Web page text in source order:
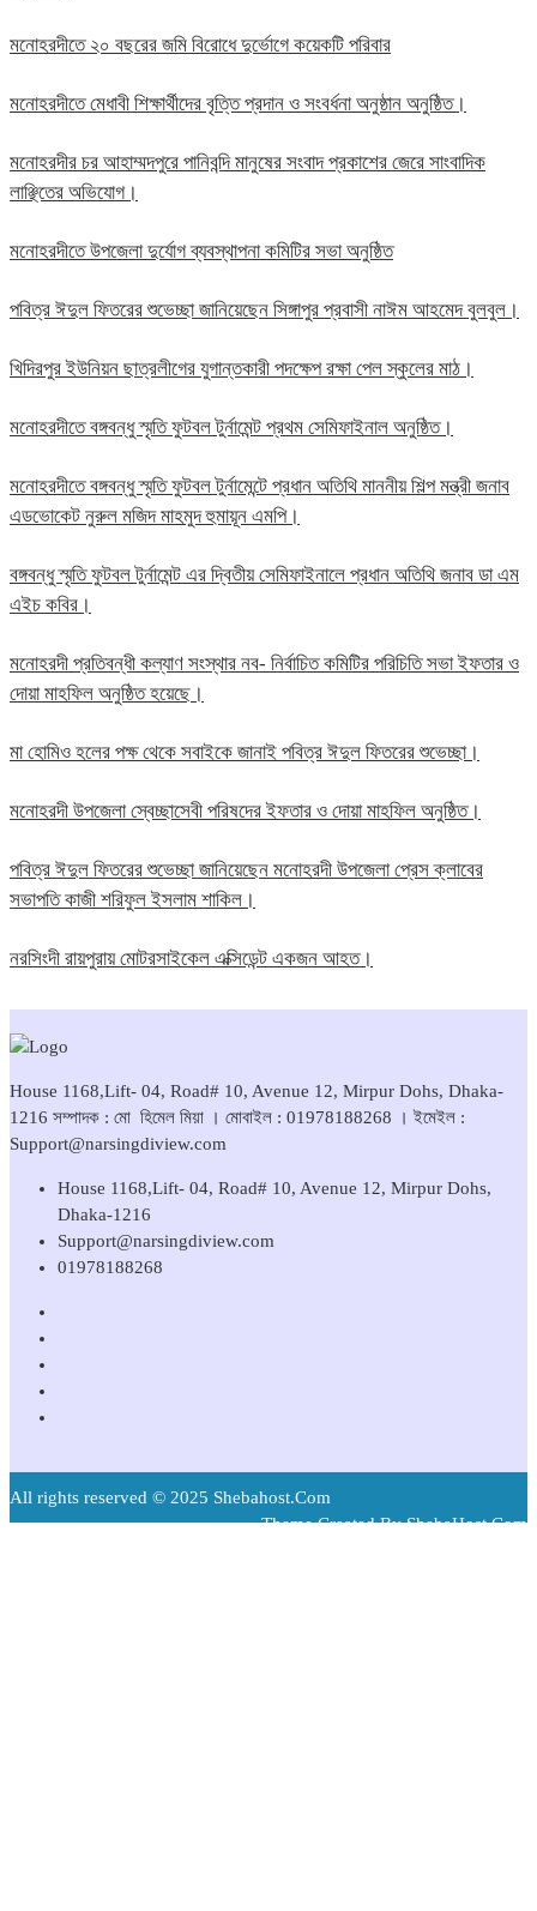
মনোহরদীতে ২০ বছরের জমি বিরোধে দুর্ভোগে কয়েকটি পরিবার
মনোহরদীতে মেধাবী শিক্ষার্থীদের বৃত্তি প্রদান ও সংবর্ধনা অনুষ্ঠান অনুষ্ঠিত।
মনোহরদীর চর আহাম্মদপুরে পানিবন্দি মানুষের সংবাদ প্রকাশের জেরে সাংবাদিক
লাঞ্ছিতের অভিযোগ।
মনোহরদীতে উপজেলা দুর্যোগ ব্যবস্থাপনা কমিটির সভা অনুষ্ঠিত
পবিত্র ঈদুল ফিতরের শুভেচ্ছা জানিয়েছেন সিঙ্গাপুর প্রবাসী নাঈম আহমেদ বুলবুল।
খিদিরপুর ইউনিয়ন ছাত্রলীগের যুগান্তকারী পদক্ষেপ রক্ষা পেল স্কুলের মাঠ।
মনোহরদীতে বঙ্গবন্ধু স্মৃতি ফুটবল টুর্নামেন্ট প্রথম সেমিফাইনাল অনুষ্ঠিত।
মনোহরদীতে বঙ্গবন্ধু স্মৃতি ফুটবল টুর্নামেন্টে প্রধান অতিথি মাননীয় শিল্প মন্ত্রী জনাব
এডভোকেট নুরুল মজিদ মাহমুদ হুমায়ূন এমপি।
বঙ্গবন্ধু স্মৃতি ফুটবল টুর্নামেন্ট এর দ্বিতীয় সেমিফাইনালে প্রধান অতিথি জনাব ডা এম
এইচ কবির।
মনোহরদী প্রতিবন্ধী কল্যাণ সংস্থার নব- নির্বাচিত কমিটির পরিচিতি সভা ইফতার ও
দোয়া মাহফিল অনুষ্ঠিত হয়েছে।
মা হোমিও হলের পক্ষ থেকে সবাইকে জানাই পবিত্র ঈদুল ফিতরের শুভেচ্ছা।
মনোহরদী উপজেলা স্বেচ্ছাসেবী পরিষদের ইফতার ও দোয়া মাহফিল অনুষ্ঠিত।
পবিত্র ঈদুল ফিতরের শুভেচ্ছা জানিয়েছেন মনোহরদী উপজেলা প্রেস ক্লাবের
সভাপতি কাজী শরিফুল ইসলাম শাকিল।
নরসিংদী রায়পুরায় মোটরসাইকেল এক্সিডেন্ট একজন আহত।
House 1168,Lift- 04, Road# 10, Avenue 12, Mirpur Dohs, Dhaka-
1216 সম্পাদক : মো হিমেল মিয়া । মোবাইল : 01978188268 । ইমেইল :
Support@narsingdiview.com
House 1168,Lift- 04, Road# 10, Avenue 12, Mirpur Dohs,
Dhaka-1216
Support@narsingdiview.com
01978188268
All rights reserved © 2025 Shebahost.Com
Theme Created By ShebaHost.Com